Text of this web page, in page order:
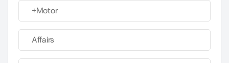
+Motor
Affairs